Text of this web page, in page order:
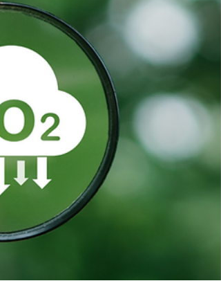
每年4月30日是法定溫室氣體排放量盤查登錄資料
傳的日子，環境部提醒，先前公告第一批及第二批
應盤查登錄及查驗溫室氣體排放量之事業，應於今
(114)年4月30日前完成113年度溫室氣體排放量盤
登錄作業。